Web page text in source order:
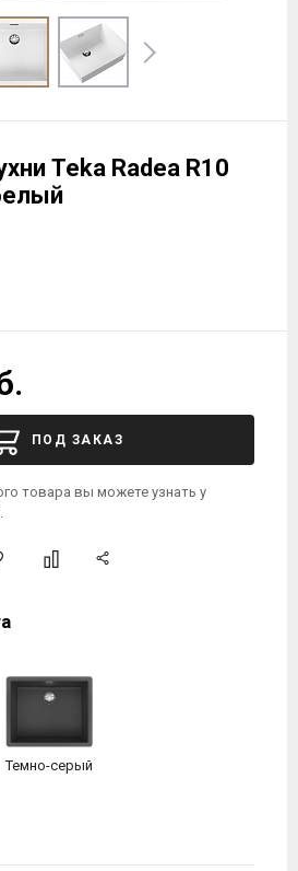
Teka Radea R10
ПОД ЗАКАЗ
товара вы можете узнать у
Темно-серый